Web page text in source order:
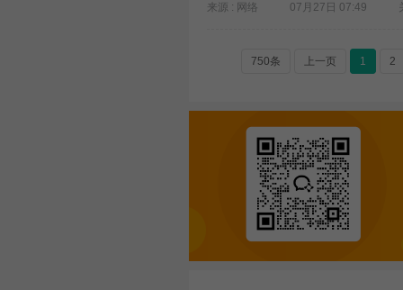
来源 : 网络 07月27日 07:49
750条 上一页 1 2